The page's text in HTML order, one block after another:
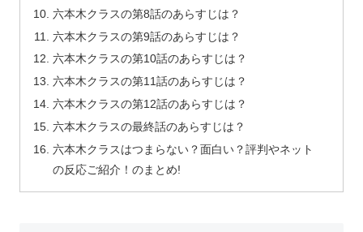
六本木クラスの第8話のあらすじは？
六本木クラスの第9話のあらすじは？
六本木クラスの第10話のあらすじは？
六本木クラスの第11話のあらすじは？
六本木クラスの第12話のあらすじは？
六本木クラスの最終話のあらすじは？
六本木クラスはつまらない？面白い？評判やネット
の反応ご紹介！のまとめ!